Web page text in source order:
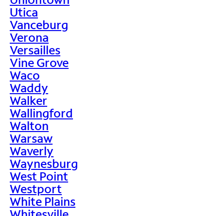
Utica
Vanceburg
Verona
Versailles
Vine Grove
Waco
Waddy
Walker
Wallingford
Walton
Warsaw
Waverly
Waynesburg
West Point
Westport
White Plains